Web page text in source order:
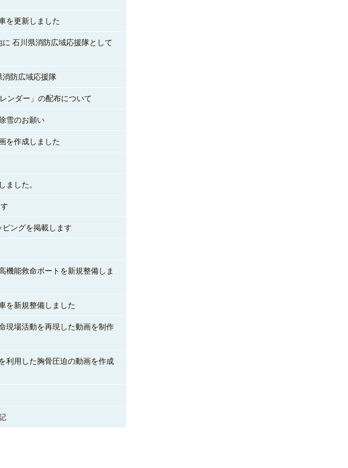
を更新しました
石川県消防広域応援隊として
防広域応援隊
ンダー」の配布について
雪のお願い
を作成しました
ました。
ングを掲載します
機能救命ボートを新規整備しま
を新規整備しました
現場活動を再現した動画を制作
利用した胸骨圧迫の動画を作成